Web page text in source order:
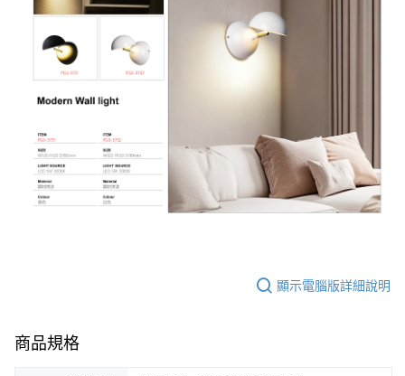
顯示電腦版詳細說明
商品規格